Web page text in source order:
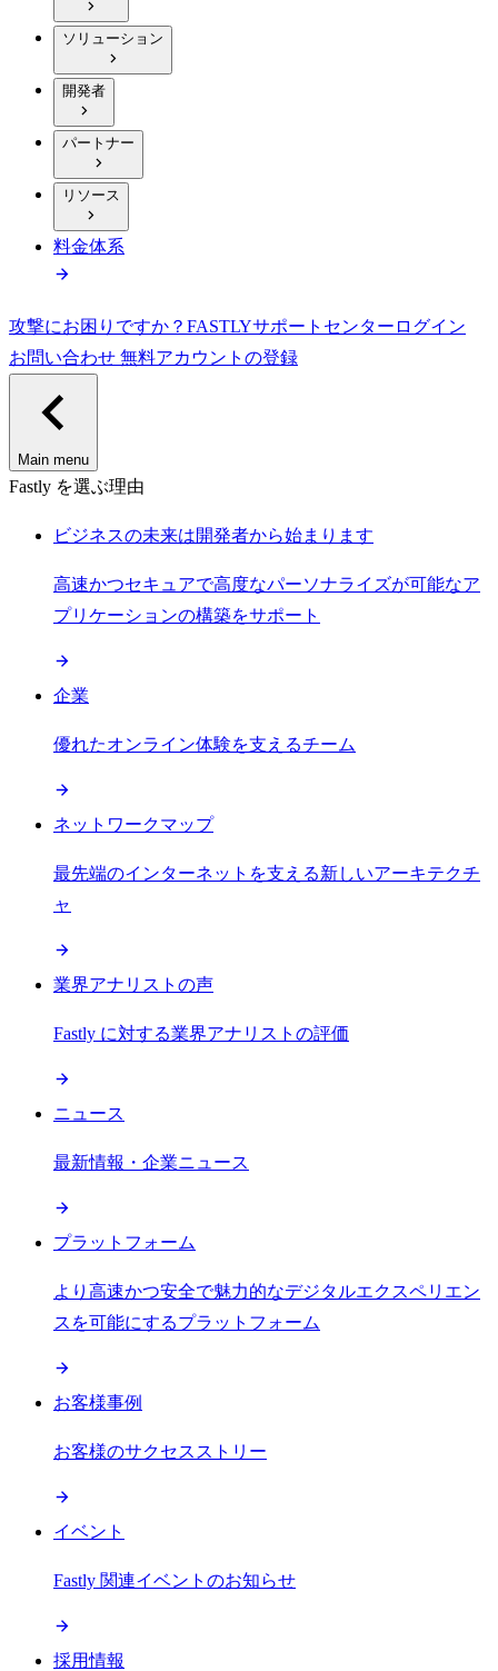
ソリューション
開発者
パートナー
リソース
料金体系
攻撃にお困りですか？ FASTLYサポートセンター ログイン
お問い合わせ 無料アカウントの登録
Main menu
Fastly を選ぶ理由
ビジネスの未来は開発者から始まります
高速かつセキュアで高度なパーソナライズが可能なア
プリケーションの構築をサポート
企業
優れたオンライン体験を支えるチーム
ネットワークマップ
最先端のインターネットを支える新しいアーキテクチ
ャ
業界アナリストの声
Fastly に対する業界アナリストの評価
ニュース
最新情報・企業ニュース
プラットフォーム
より高速かつ安全で魅力的なデジタルエクスペリエン
スを可能にするプラットフォーム
お客様事例
お客様のサクセスストリー
イベント
Fastly 関連イベントのお知らせ
採用情報